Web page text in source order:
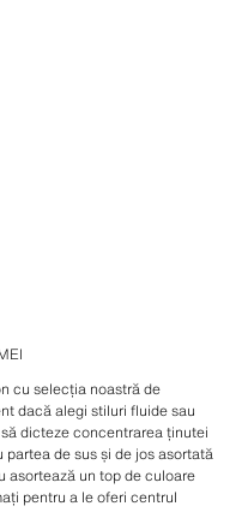
cu selecția noastră de
dacă alegi stiluri fluide sau
dicteze concentrarea ținutei
de sus și de jos asortată
asortează un top de culoare
pentru a le oferi centrul